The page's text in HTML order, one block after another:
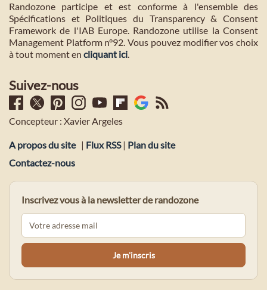
Randozone participe et est conforme à l'ensemble des
Spécifications et Politiques du Transparency & Consent
Framework de l'IAB Europe. Randozone utilise la Consent
Management Platform n°92. Vous pouvez modifier vos choix
à tout moment en cliquant ici.
Suivez-nous
Concepteur : Xavier Argeles
A propos du site | Flux RSS| Plan du site
Contactez-nous
Inscrivez vous à la newsletter de randozone